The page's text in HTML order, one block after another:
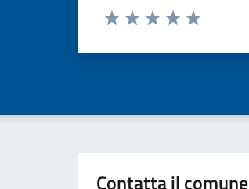
Valuta da 1 a 5 stelle la pagina
Contatta il comune